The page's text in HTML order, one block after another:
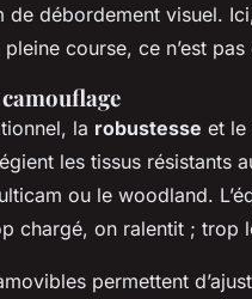
de débordement visuel.
course, ce n’est pas
la robustesse et le
les tissus résistants
ou le woodland.
chargé, on ralentit ; trop
permettent